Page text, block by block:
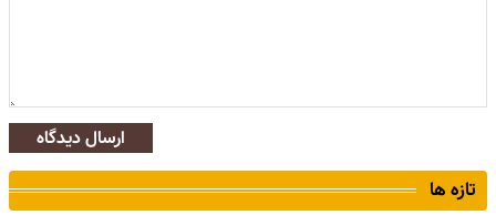
ارسال دیدگاه
تازه ها